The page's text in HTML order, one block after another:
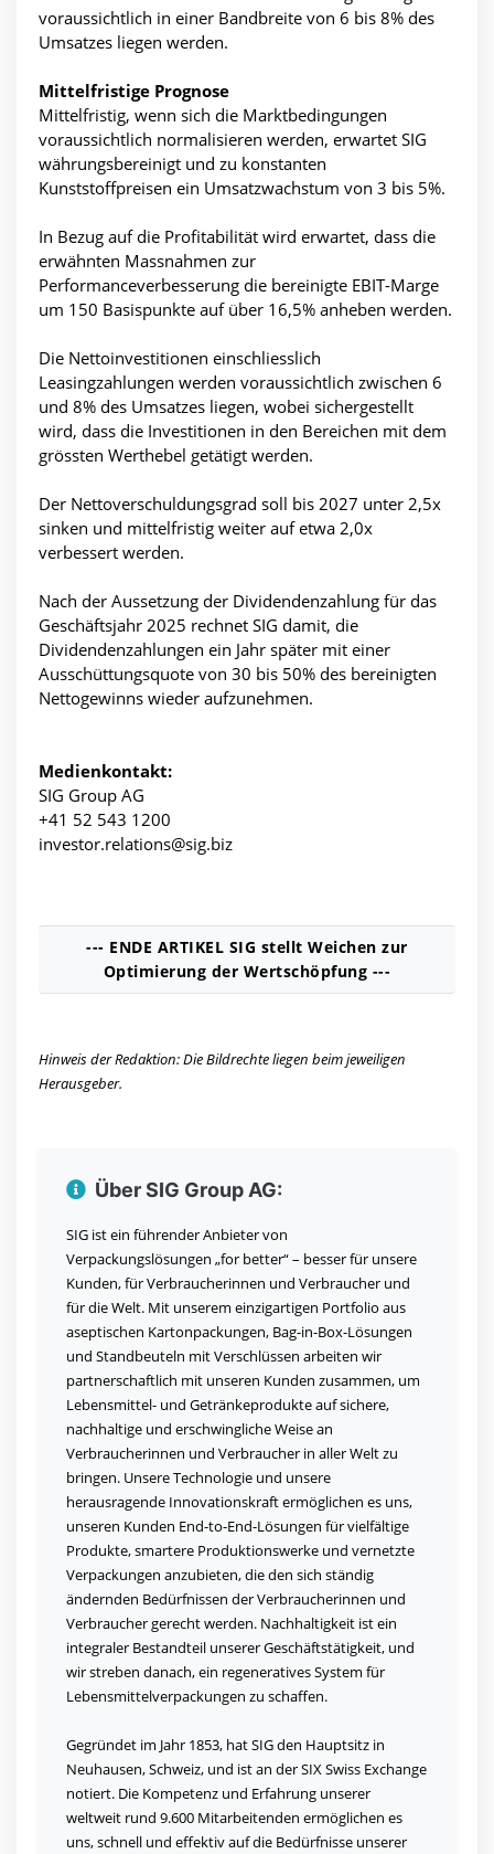
voraussichtlich in einer Bandbreite von 6 bis 8% des
Umsatzes liegen werden.
Mittelfristige Prognose
Mittelfristig, wenn sich die Marktbedingungen
voraussichtlich normalisieren werden, erwartet SIG
währungsbereinigt und zu konstanten
Kunststoffpreisen ein Umsatzwachstum von 3 bis 5%.
In Bezug auf die Profitabilität wird erwartet, dass die
erwähnten Massnahmen zur
Performanceverbesserung die bereinigte EBIT-Marge
um 150 Basispunkte auf über 16,5% anheben werden.
Die Nettoinvestitionen einschliesslich
Leasingzahlungen werden voraussichtlich zwischen 6
und 8% des Umsatzes liegen, wobei sichergestellt
wird, dass die Investitionen in den Bereichen mit dem
grössten Werthebel getätigt werden.
Der Nettoverschuldungsgrad soll bis 2027 unter 2,5x
sinken und mittelfristig weiter auf etwa 2,0x
verbessert werden.
Nach der Aussetzung der Dividendenzahlung für das
Geschäftsjahr 2025 rechnet SIG damit, die
Dividendenzahlungen ein Jahr später mit einer
Ausschüttungsquote von 30 bis 50% des bereinigten
Nettogewinns wieder aufzunehmen.
Medienkontakt:
SIG Group AG
+41 52 543 1200
investor.relations@sig.biz
--- ENDE ARTIKEL SIG stellt Weichen zur
Optimierung der Wertschöpfung ---
Hinweis der Redaktion: Die Bildrechte liegen beim jeweiligen
Herausgeber.
Über SIG Group AG:
SIG ist ein führender Anbieter von
Verpackungslösungen „for better“ – besser für unsere
Kunden, für Verbraucherinnen und Verbraucher und
für die Welt. Mit unserem einzigartigen Portfolio aus
aseptischen Kartonpackungen, Bag-in-Box-Lösungen
und Standbeuteln mit Verschlüssen arbeiten wir
partnerschaftlich mit unseren Kunden zusammen, um
Lebensmittel- und Getränkeprodukte auf sichere,
nachhaltige und erschwingliche Weise an
Verbraucherinnen und Verbraucher in aller Welt zu
bringen. Unsere Technologie und unsere
herausragende Innovationskraft ermöglichen es uns,
unseren Kunden End-to-End-Lösungen für vielfältige
Produkte, smartere Produktionswerke und vernetzte
Verpackungen anzubieten, die den sich ständig
ändernden Bedürfnissen der Verbraucherinnen und
Verbraucher gerecht werden. Nachhaltigkeit ist ein
integraler Bestandteil unserer Geschäftstätigkeit, und
wir streben danach, ein regeneratives System für
Lebensmittelverpackungen zu schaffen.
Gegründet im Jahr 1853, hat SIG den Hauptsitz in
Neuhausen, Schweiz, und ist an der SIX Swiss Exchange
notiert. Die Kompetenz und Erfahrung unserer
weltweit rund 9.600 Mitarbeitenden ermöglichen es
uns, schnell und effektiv auf die Bedürfnisse unserer